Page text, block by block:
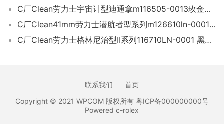
C厂Clean劳力士宇宙计型迪通拿m116505-0013玫金迪「4130机芯」
C厂Clean41mm劳力士潜航者型系列m126610ln-0001新款黑水鬼「3235机芯
C厂Clean劳力士格林尼治型II系列116710LN-0001 黑圈绿针
联系我们
首页
Copyright © 2021 WPCOM 版权所有 粤ICP备000000000号
Powered c-rolex